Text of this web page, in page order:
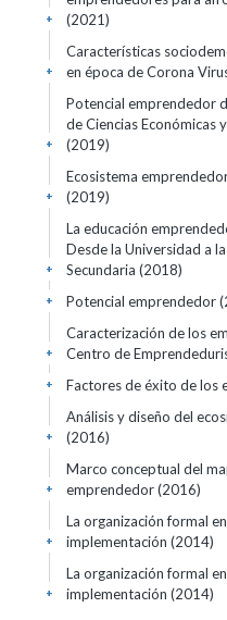
(2021)
+
Características
en época de Corona
+
Potencial emprendedor
de Ciencias Económicas
(2019)
+
Ecosistema
(2019)
+
La educación
Desde la Universidad a
Secundaria (2018)
+
Potencial emprendedor
+
Caracterización de los
Centro de
+
Factores de éxito de los
+
Análisis y diseño del
(2016)
+
Marco conceptual del
emprendedor (2016)
+
La organización formal
implementación (2014)
+
La organización formal
implementación (2014)
+